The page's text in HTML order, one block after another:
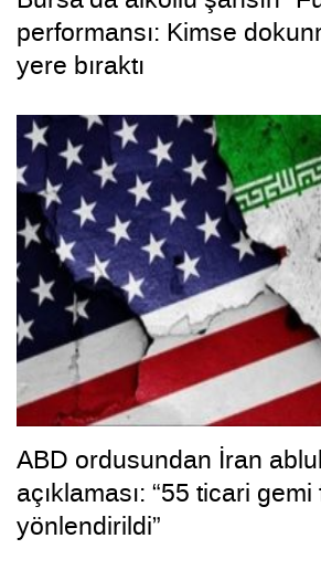
performansı: Kimse
yere bıraktı
ABD ordusundan İran
açıklaması: “55 ticari
yönlendirildi”